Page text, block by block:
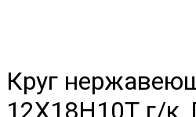
Круг
12Х18Н10Т г/к,